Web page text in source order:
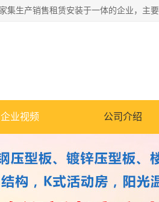
企业视频 公司介绍